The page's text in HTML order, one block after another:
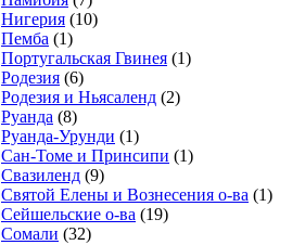
Нигерия (10)
Пемба (1)
Португальская Гвинея (1)
Родезия (6)
Родезия и Ньясаленд (2)
Руанда (8)
Руанда-Урунди (1)
Сан-Томе и Принсипи (1)
Свазиленд (9)
Святой Елены и Вознесения о-ва (1)
Сейшельские о-ва (19)
Сомали (32)